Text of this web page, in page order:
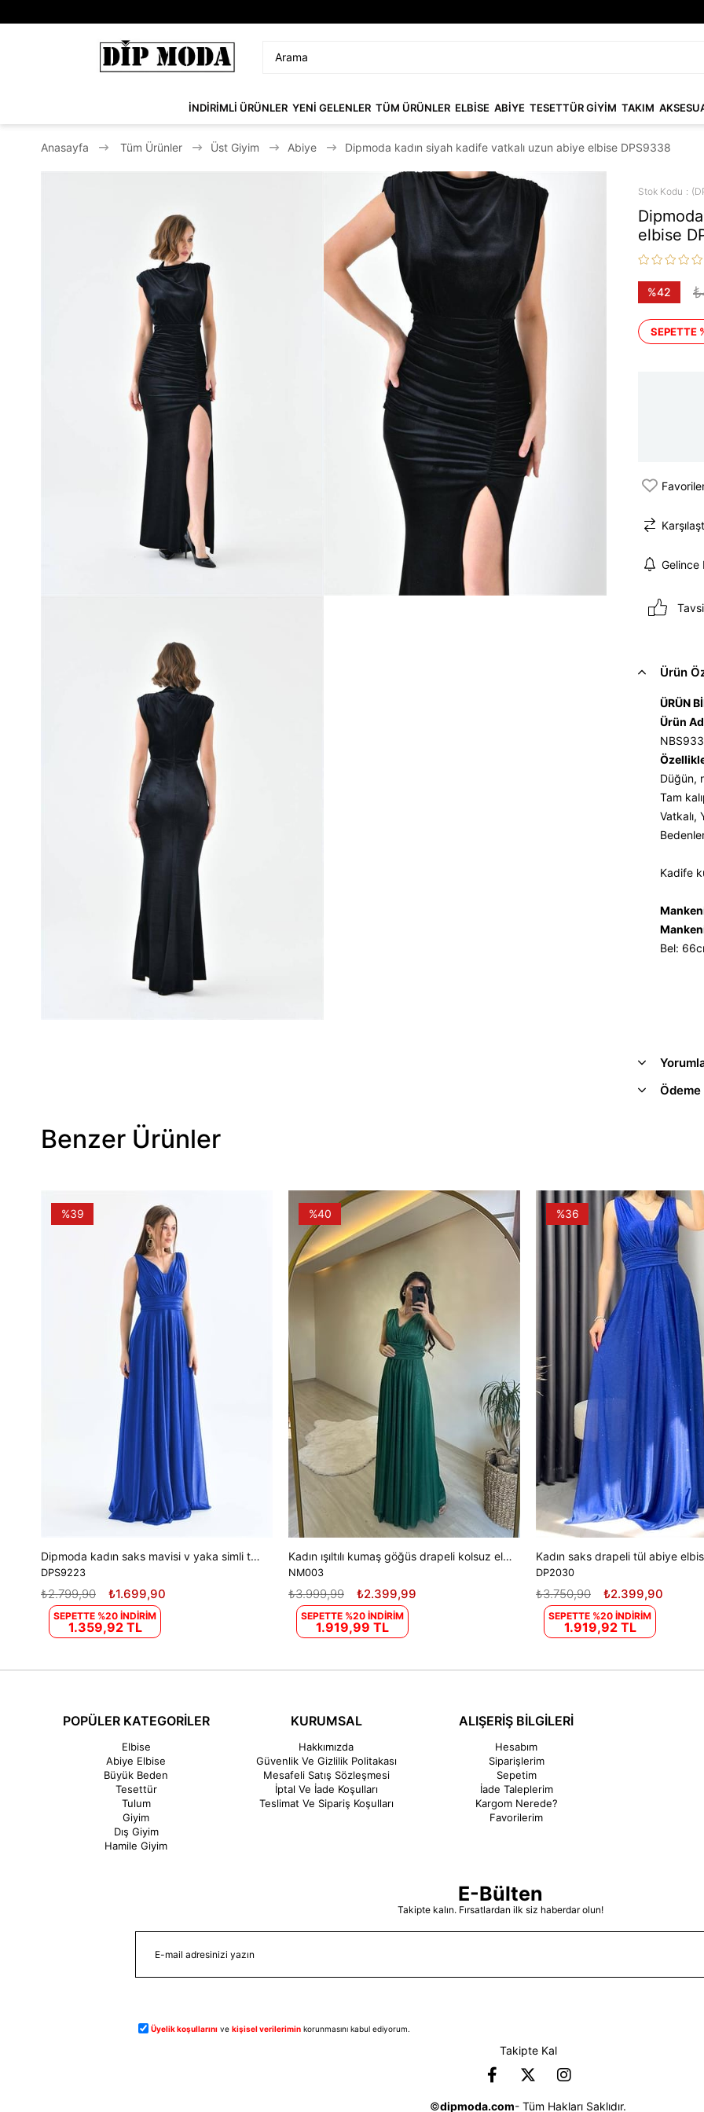
İNDİRİMLİ ÜRÜNLER YENİ GELENLER TÜM ÜRÜNLER ELBİSE ABİYE TESETTÜR GİYİM TAKIM
Anasayfa Tüm Ürünler Üst Giyim Abiye Dipmoda kadın siyah kadife vatkalı uzun abiye elbise DPS9338
Stok Kodu
elbise
%42
SEPETTE
Gelince
Ürün
ÜRÜN
Ürün
Düğün,
Tam
Vatkalı,
Kadife
Bel:
Benzer Ürünler
Dipmoda kadın saks mavisi v yaka simli tül abiye elbise DPS9223
DPS9223
₺1.699,90
₺2.799,90
SEPETTE %20 İNDİRİM
1.359,92 TL
%39
Kadın ışıltılı kumaş göğüs drapeli kolsuz elbise DPNM003
NM003
₺2.399,99
₺3.999,99
SEPETTE %20 İNDİRİM
1.919,99 TL
%40
Kadın saks drapeli tül abiye
DP2030
₺2.399,90
₺3.750,90
SEPETTE %20 İNDİRİM
1.919,92 TL
%36
POPÜLER KATEGORİLER
Elbise
Abiye Elbise
Büyük Beden
Tesettür
Tulum
Giyim
Dış Giyim
Hamile Giyim
KURUMSAL
Hakkımızda
Güvenlik Ve Gizlilik Politakası
Mesafeli Satış Sözleşmesi
İptal Ve İade Koşulları
Teslimat Ve Sipariş Koşulları
ALIŞERİŞ BİLGİLERİ
Hesabım
Siparişlerim
Sepetim
İade Taleplerim
Kargom Nerede?
Favorilerim
E-Bülten
Takipte kalın. Fırsatlardan ilk siz haberdar olun!
Üyelik koşullarını ve kişisel verilerimin korunmasını kabul ediyorum.
Takipte Kal
©dipmoda.com- Tüm Hakları Saklıdır.